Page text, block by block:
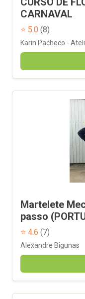
CARNAVAL
⭐ 5.0 (8)
Karin Pacheco -
Martelete
passo
⭐ 4.6 (7)
Alexandre Bigunas